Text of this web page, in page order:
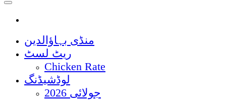
منڈی بہاؤالدین
ریٹ لسٹ
Chicken Rate
لوڈشیڈنگ
جولائی 2026